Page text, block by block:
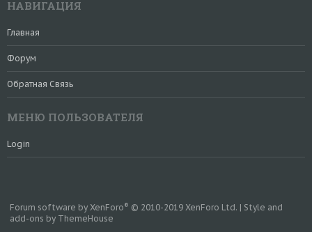
НАВИГАЦИЯ
Главная
Форум
Обратная Связь
МЕНЮ ПОЛЬЗОВАТЕЛЯ
Login
Forum software by XenForo® © 2010-2019 XenForo Ltd. | Style and
add-ons by ThemeHouse